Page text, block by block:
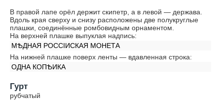
В правой лапе орёл держит скипетр, а в левой — держава.
Вдоль края сверху и снизу расположены две полукруглые
плашки, соединённые ромбовидным орнаментом.
На верхней плашке выпуклая надпись:
МѢДНАЯ РОССIИСКАЯ МОНЕТА
На нижней плашке поверх ленты — вдавленная строка:
ОДНА КОПѢИКА
Гурт
рубчатый